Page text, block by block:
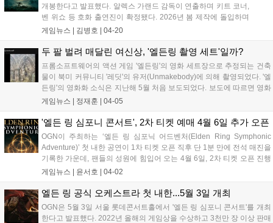
개봉한다고 발표했다. 알렉스 가랜드 감독이 연출하며 키트 코너,
벤 위쇼 등 호화 출연진이 확정됐다. 2026년 봄 제작에 돌입하며
3천만 장 팔린 원작 팬들의 기대가 크다....
게임뉴스 | 김병호 | 04-20
두 팔 벌려 매달린 여신상, '엘든링 촬영 세트'일까?
프롬소프트웨어의 액션 게임 '엘든링'의 영화 세트장으로 추정되는 건축
물이 북미 커뮤니티 '레딧'의 유저(Unmakebody)에 의해 촬영되었다. '엘
든링'의 영화화 소식은 지난해 5월 처음 보도되었다. 보도에 따르면 영화
는 'A24'스튜디오와 반다이 남코 엔터테인먼트, DNA 필름이 공동 제작
게임뉴스 | 정재훈 | 04-05
'엘든 링 심포니 콘서트', 2차 티켓 예매 4월 6일 추가 오픈
OGN이 주최하는 ‘엘든 링 심포닉 어드벤처(Elden Ring Symphonic
Adventure)’ 첫 내한 공연이 1차 티켓 오픈 직후 단 1분 만에 전석 매진을
기록한 가운데, 팬들의 성원에 힘입어 오는 4월 6일, 2차 티켓 오픈 진행
이 확정됐다. 티켓을 구하지 못한 관객들의 지속적인 문의와 요청이 이
게임뉴스 | 윤서호 | 04-02
엘든 링 공식 오케스트라 첫 내한...5월 3일 개최
OGN은 5월 3일 서울 롯데콘서트홀에서 '엘든 링 심포니 콘서트'를 개최
한다고 발표했다. 2022년 올해의 게임상을 수상하고 3천만 장 이상 판매